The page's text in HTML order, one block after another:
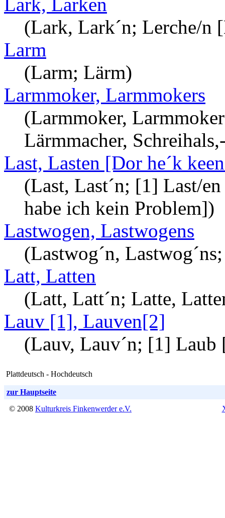
(Lark, Lark´n; Lerche/n
Larm
(Larm; Lärm)
Larmmoker, Larmmokers
(Larmmoker,
Lärmmacher,
Last, Lasten [Dor he´k
(Last, Last´n; [1] Last/
habe ich kein Problem])
Lastwogen, Lastwogens
(Lastwog´n,
Latt, Latten
(Latt, Latt´n; Latte,
Lauv [1], Lauven[2]
(Lauv, Lauv´n; [1]
Plattdeutsch - Hochdeutsch
zur Hauptseite
© 2008 Kulturkreis Finkenwerder e.V.